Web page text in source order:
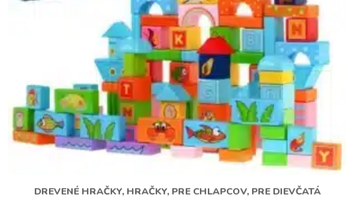
DREVENÉ HRAČKY, HRAČKY, PRE CHLAPCOV, PRE DIEVČATÁ